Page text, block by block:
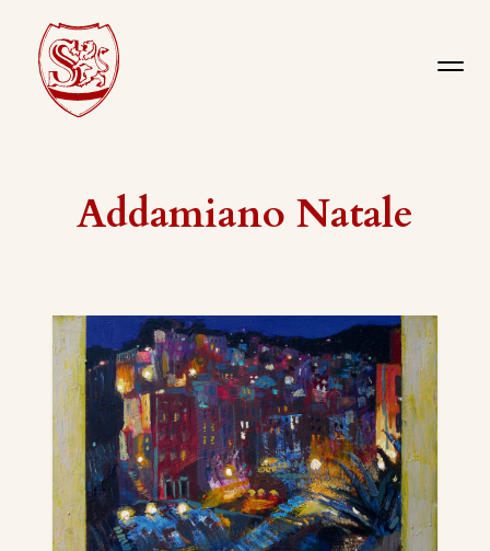
Addamiano Natale